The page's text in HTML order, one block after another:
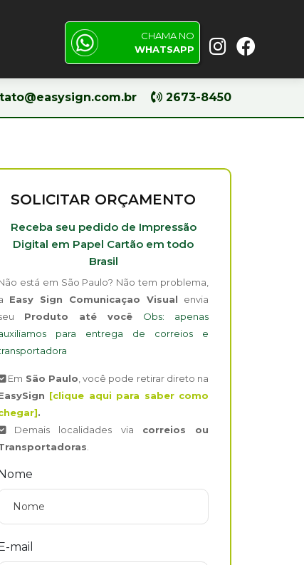
CHAMA NO
WHATSAPP
2673-8450
SOLICITAR ORÇAMENTO
Receba seu pedido de Impressão
Digital em Papel Cartão em todo
Brasil
está em São Paulo? Não tem problema,
Easy Sign Comunicaçao Visual envia
Produto até você Obs: apenas
para entrega de correios e
Em São Paulo , você pode retirar direto na
[clique aqui para saber como
.
Demais localidades via correios ou
mail